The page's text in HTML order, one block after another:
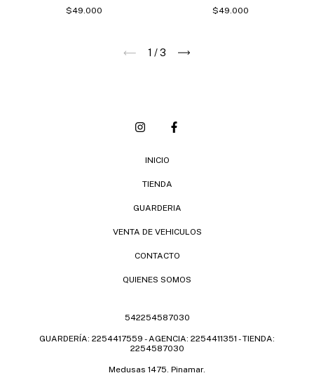
$49.000
$49.000
1 /3
INICIO
TIENDA
GUARDERIA
VENTA DE VEHICULOS
CONTACTO
QUIENES SOMOS
542254587030
GUARDERÍA: 2254417559 - AGENCIA: 2254411351 - TIENDA:
2254587030
Medusas 1475. Pinamar.